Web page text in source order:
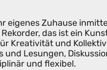
eigenes Zuhause
das ist ein
Kreativität und
Lesungen,
und flexibel.